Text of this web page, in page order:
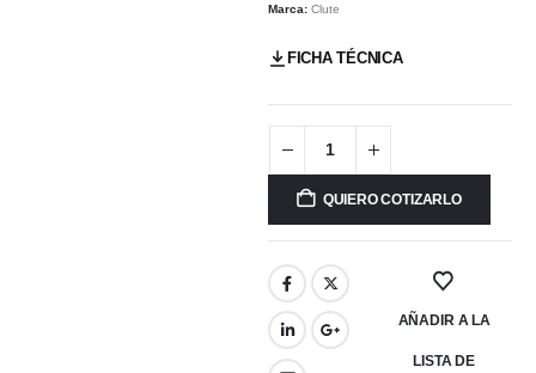
Marca: Clute
FICHA TÉCNICA
QUIERO COTIZARLO
AÑADIR A LA
LISTA DE